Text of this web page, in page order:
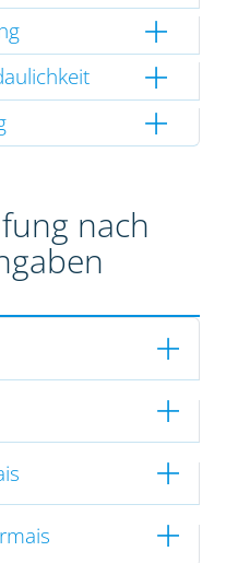
nach